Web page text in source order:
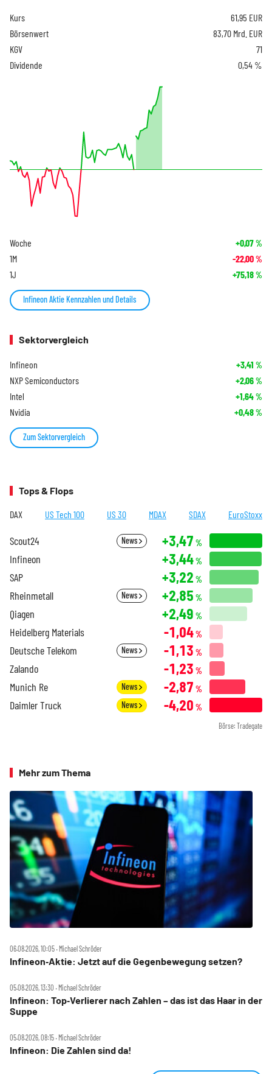
Kurs 61,95 EUR
Börsenwert
83,70 Mrd. EUR
KGV
71
Dividende
0,54 %
Woche +0,07%
1M -22,00%
1J +75,18%
Infineon Aktie Kennzahlen und Details
Sektorvergleich
Infineon +3,41 %
NXP Semiconductors +2,06%
Intel +1,64%
Nvidia +0,48%
Zum Sektorvergleich
Tops & Flops
DAX US Tech 100 US 30 MDAX SDAX EuroStoxx
Scout24 News +3,47 %
Infineon +3,44%
SAP +3,22 %
Rheinmetall News +2,85 %
Qiagen +2,49 %
Heidelberg Materials -1,04%
Deutsche Telekom News -1,13 %
Zalando -1,23 %
Munich Re News -2,87 %
Daimler Truck News -4,20 %
Börse: Tradegate
Mehr zum Thema
06.08.2026, 10:05 ‧ Michael Schröder
Infineon‑Aktie: Jetzt auf die Gegenbewegung setzen?
05.08.2026, 13:30 ‧ Michael Schröder
Infineon: Top‑Verlierer nach Zahlen – das ist das Haar in der
Suppe
05.08.2026, 08:15 ‧ Michael Schröder
Infineon: Die Zahlen sind da!